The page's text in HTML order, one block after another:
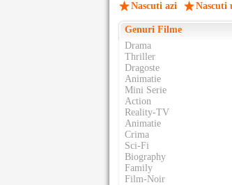
Nascuti azi Nascuti
Genuri Filme
Drama
Thriller
Dragoste
Animatie
Mini Serie
Action
Reality-TV
Animatie
Crima
Sci-Fi
Biography
Family
Film-Noir